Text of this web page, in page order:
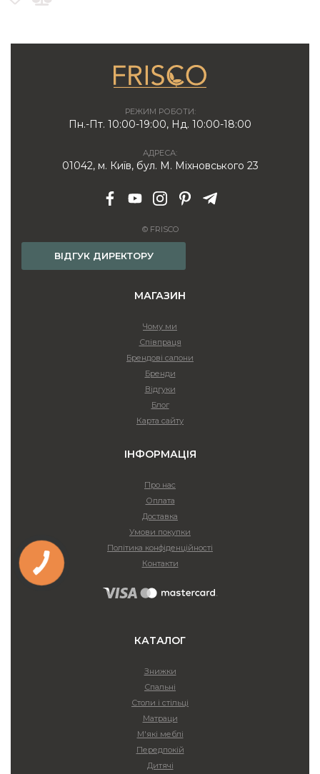
РЕЖИМ РОБОТИ:
Пн.-Пт. 10:00-19:00, Нд. 10:00-18:00
АДРЕСА:
01042, м. Київ, бул. М. Міхновського 23
© FRISCO
ВІДГУК ДИРЕКТОРУ
МАГАЗИН
Чому ми
Співпраця
Брендові салони
Бренди
Відгуки
Блог
Карта сайту
ІНФОРМАЦІЯ
Про нас
Оплата
Доставка
Умови покупки
Політика конфіденційності
Контакти
КАТАЛОГ
Знижки
Спальні
Столи і стільці
Матраци
М'які меблі
Передпокій
Дитячі